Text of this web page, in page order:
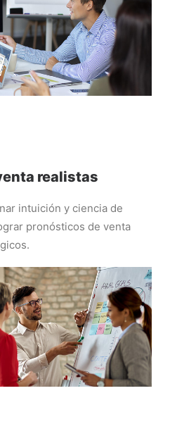
realistas
intuición y ciencia de
pronósticos de venta